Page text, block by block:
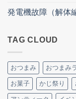
発電機故障（解体
TAG CLOUD
おつまみ おつまみ
お菓子 かじ祭り